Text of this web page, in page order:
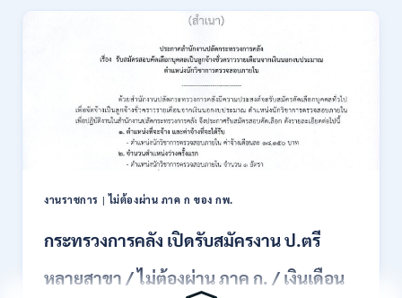
2569
แผ่น
รับ
สอบ
แข่งขัน
เพื่อ
บรรจุ
เป็น
44
/
และ
งานราชการ |ไม่ต้องผ่าน ภาค ก ของ กพ.
กระทรวงการคลัง เปิดรับสมัครงาน ป.ตรี
หลายสาขา / ไม่ต้องผ่าน ภาค ก. / เงินเดือน